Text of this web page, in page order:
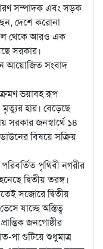
সম্পাদক এবং সড়ক
দেশে করোনা
থেকে আরও এক
সরকার।
আয়োজিত সংবাদ
ভয়াবহ রূপ
হার। বেড়েছে
সরকার জনস্বার্থে ১৪
বিষয়ে সক্রিয়
পৃথিবী নগরীর
দ্বিতীয় তরঙ্গ।
সজোরে দ্বিতীয়
যাচ্ছে অস্তিত্ব
জনগোষ্ঠীর
পা গুটিয়ে শুধুমাত্র